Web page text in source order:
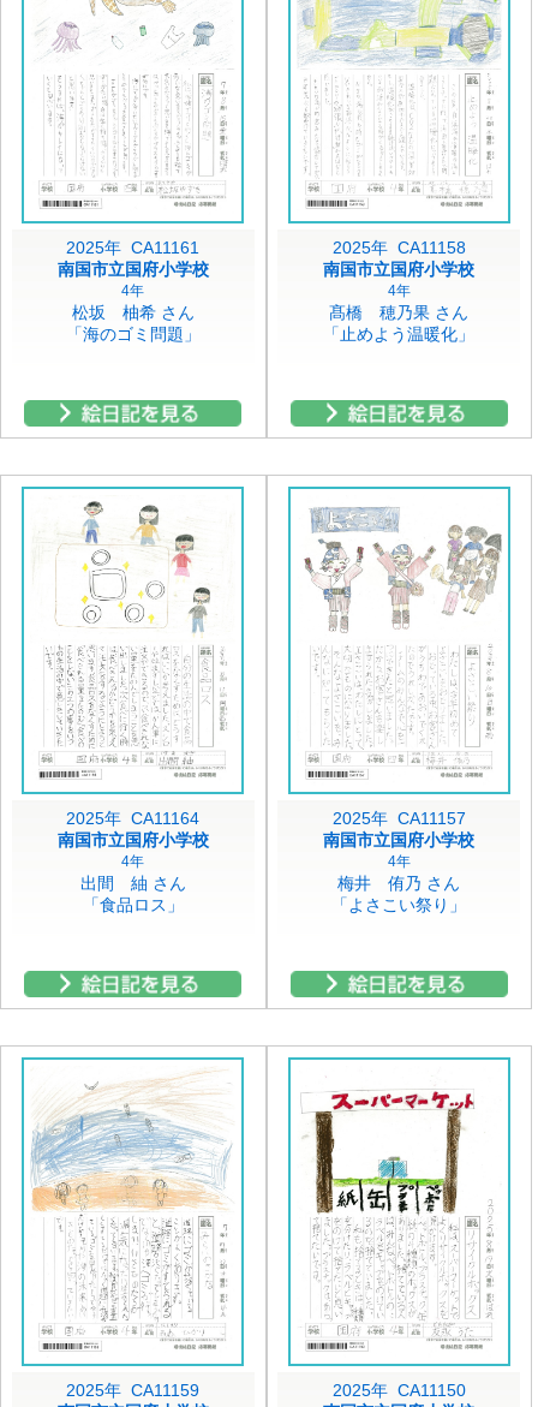
2025年 CA11161
南国市立国府小学校
4年
松坂 柚希 さん
「海のゴミ問題」
2025年 CA11158
南国市立国府小学校
4年
髙橋 穂乃果 さん
「止めよう温暖化」
2025年 CA11164
南国市立国府小学校
4年
出間 紬 さん
「食品ロス」
2025年 CA11157
南国市立国府小学校
4年
梅井 侑乃 さん
「よさこい祭り」
2025年 CA11159
2025年 CA11150